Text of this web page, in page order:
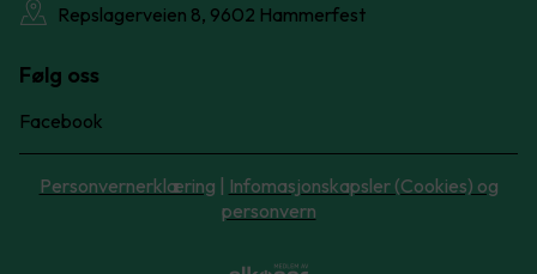
Repslagerveien 8, 9602 Hammerfest
Følg oss
Facebook
Personvernerklæring | Infomasjonskapsler (Cookies) og
personvern